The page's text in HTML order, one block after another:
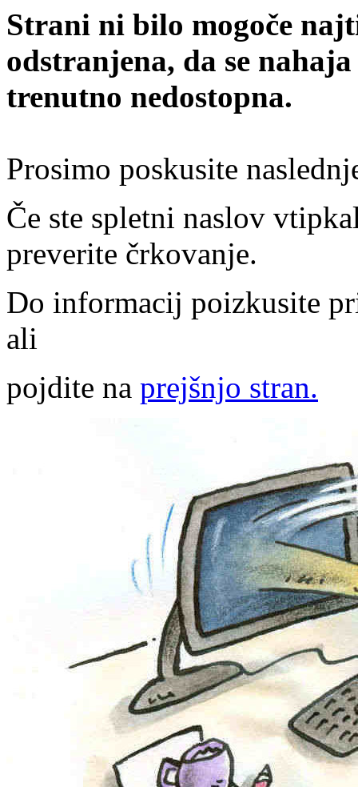
Strani ni bilo mogoče
odstranjena, da se
trenutno nedostopna.
Prosimo poskusite
Če ste spletni naslov
preverite črkovanje.
Do informacij poizkusite
ali
pojdite na prejšnjo stran.